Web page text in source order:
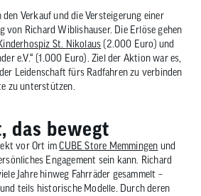
Verkauf und die Versteigerung einer
von Richard Wiblishauser. Die Erlöse gehen
St. Nikolaus(2.000 Euro) und
e.V.“ (1.000 Euro). Ziel der Aktion war es,
Leidenschaft fürs Radfahren zu verbinden
zu unterstützen.
das bewegt
vor Ort imCUBE Store Memmingen und
Engagement sein kann. Richard
Jahre hinweg Fahrräder gesammelt –
teils historische Modelle. Durch deren